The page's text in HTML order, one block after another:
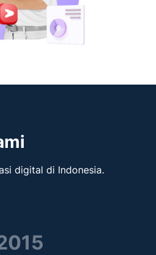
digital di Indonesia.